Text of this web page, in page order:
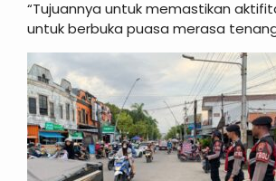
“Tujuannya untuk memastikan
untuk berbuka puasa merasa